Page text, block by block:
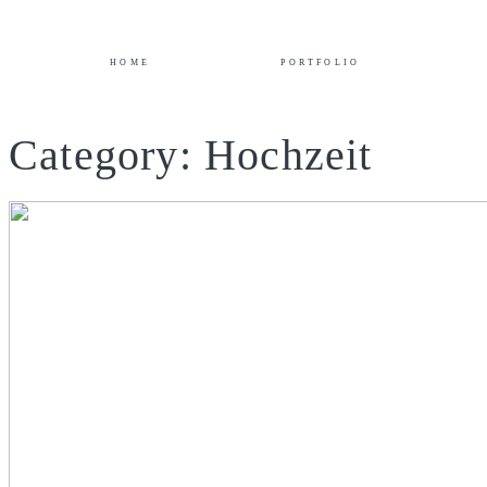
HOME PORTFOLIO
Category: Hochzeit